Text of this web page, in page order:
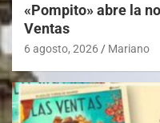
«Pompito» abre la
Ventas
6 agosto, 2026 Mariano